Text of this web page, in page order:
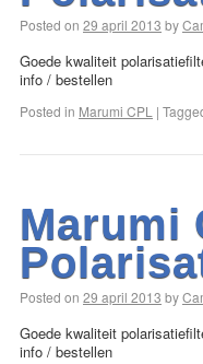
Posted on 29 april 2013 by
Goede kwaliteit
info / bestellen
Posted in Marumi CPL |
Marumi
Posted on 29 april 2013 by
Goede kwaliteit
info / bestellen